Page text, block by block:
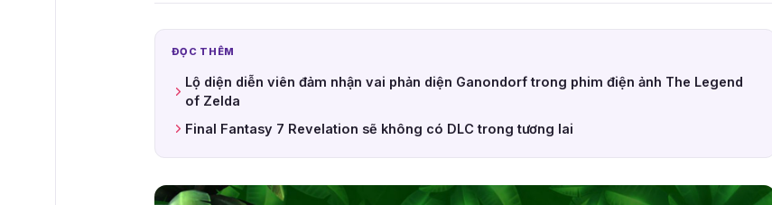
ĐỌC THÊM
Lộ diện diễn viên đảm nhận vai phản diện Ganondorf trong phim điện ảnh The Legend
of Zelda
Final Fantasy 7 Revelation sẽ không có DLC trong tương lai